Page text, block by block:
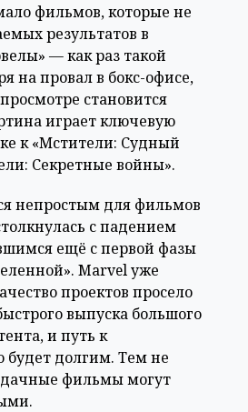
фильмов, которые не
результатов в
— как раз такой
на провал в бокс-офисе,
становится
играет ключевую
к «Мстители: Судный
Секретные войны».
непростым для фильмов
с падением
ещё с первой фазы
Marvel уже
проектов просело
выпуска большого
и путь к
будет долгим. Тем не
фильмы могут